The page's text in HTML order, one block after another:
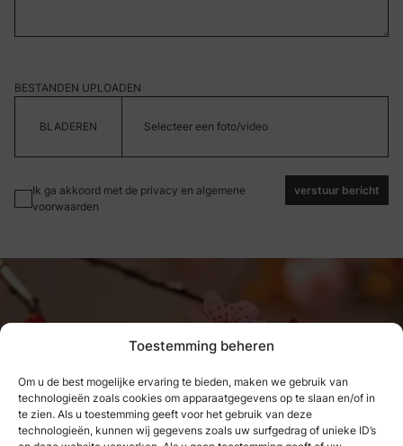
Toestemming beheren
Om u de best mogelijke ervaring te bieden, maken we gebruik van
technologieën zoals cookies om apparaatgegevens op te slaan en/of in
te zien. Als u toestemming geeft voor het gebruik van deze
technologieën, kunnen wij gegevens zoals uw surfgedrag of unieke ID’s
BESTANDEN UPLOADEN
Selecteer een foto/video
Ik ga akkoord met de privacy en algemene
voorwaarden
verstuur bericht
Wat we hebben genoten, kunnen